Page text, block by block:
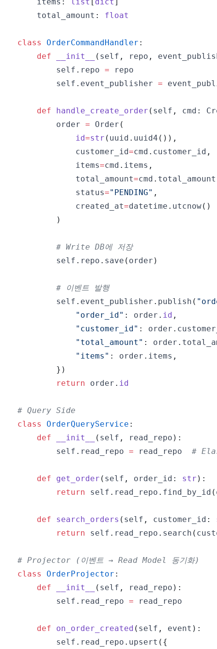
    total_amount
: float
class OrderCommandHandler :
def
__init__ ( self , repo ,
        self
. repo =
        self
. event_publisher =
def handle_create_order ( self , cmd :
        order
= Order (
id=str ( uuid . uuid4 ( ) ) ,
            customer_id
=cmd . customer_id ,
            items
=cmd . items ,
            total_amount
=cmd . total_amount
            status
="PENDING" ,
            created_at
=datetime . utcnow( )
)
# Write DB에 저장
        self
. repo . save ( order )
# 이벤트 발행
        self
. event_publisher . publish (
"order_id" : order . id ,
"customer_id" : order .
"total_amount" : order .
"items" : order . items ,
} )
return order . id
# Query Side
class
OrderQueryService :
def
__init__ ( self , read_repo ) :
        self
. read_repo = read_repo #
def get_order ( self , order_id : str ) :
return self . read_repo . find_by_id (
def search_orders ( self , customer_id :
return self . read_repo . search (
# Projector (이벤트 → Read Model 동기화)
class
OrderProjector :
def
__init__ ( self , read_repo ) :
        self
. read_repo =
def on_order_created ( self , event ) :
        self
. read_repo . upsert ( {